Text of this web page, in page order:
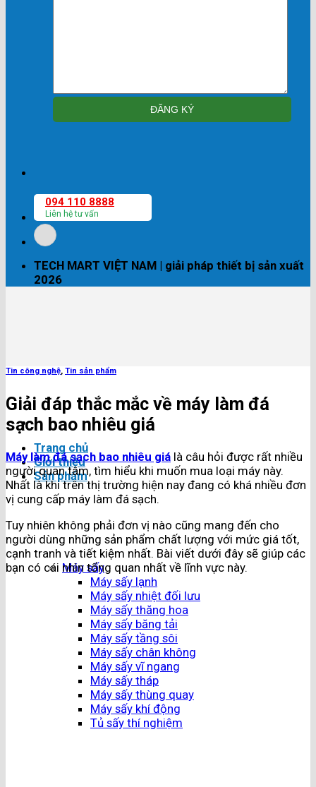
094 110 8888
Liên hệ tư vấn
TECH MART VIỆT NAM | giải pháp thiết bị sản xuất
2026
Trang chủ
Giới thiệu
Sản phẩm
Máy sấy
Máy sấy lạnh
Máy sấy nhiệt đối lưu
Máy sấy thăng hoa
Máy sấy băng tải
Máy sấy tầng sôi
Máy sấy chân không
Máy sấy vĩ ngang
Máy sấy tháp
Máy sấy thùng quay
Máy sấy khí động
Tủ sấy thí nghiệm
Tin công nghệ, Tin sản phẩm
Giải đáp thắc mắc về máy làm đá
sạch bao nhiêu giá
Máy làm đá sạch bao nhiêu giá là câu hỏi được rất nhiều
người quan tâm, tìm hiểu khi muốn mua loại máy này.
Nhất là khi trên thị trường hiện nay đang có khá nhiều đơn
vị cung cấp máy làm đá sạch.
Tuy nhiên không phải đơn vị nào cũng mang đến cho
người dùng những sản phẩm chất lượng với mức giá tốt,
cạnh tranh và tiết kiệm nhất. Bài viết dưới đây sẽ giúp các
bạn có cái nhìn tổng quan nhất về lĩnh vực này.